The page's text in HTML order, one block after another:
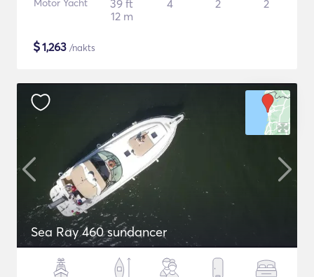
Motor Yacht
39 ft
12 m
4 2 2
$1,263 /nakts
Sea Ray 460 sundancer